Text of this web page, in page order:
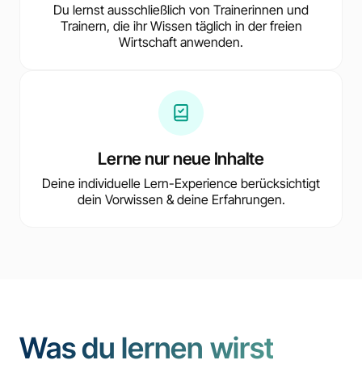
Du lernst ausschließlich von Trainerinnen und
Trainern, die ihr Wissen täglich in der freien
Wirtschaft anwenden.
Lerne nur neue Inhalte
Deine individuelle Lern-Experience berücksichtigt
dein Vorwissen & deine Erfahrungen.
Was du lernen wirst